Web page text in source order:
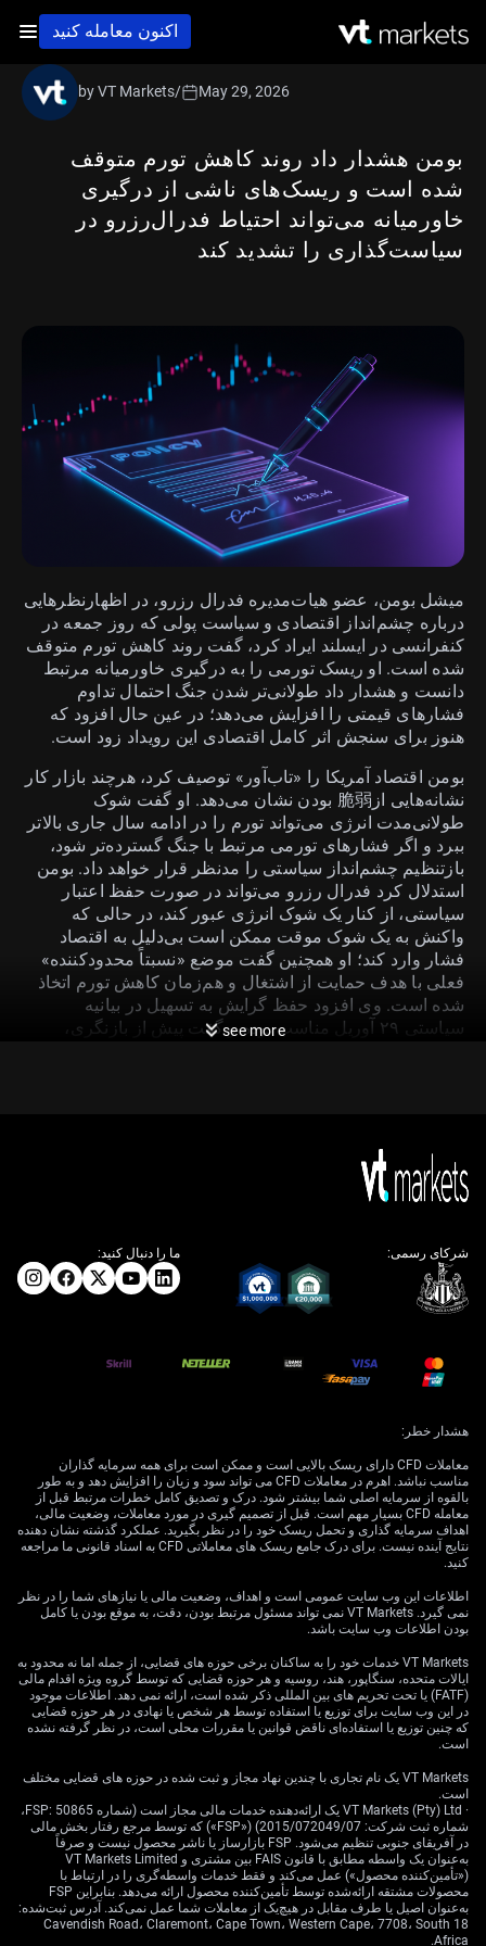
اکنون معامله کنید
بومن هشدار داد روند کاهش تورم متوقف
شده است و ریسک‌های ناشی از درگیری
خاورمیانه می‌تواند احتیاط فدرال‌رزرو در
سیاست‌گذاری را تشدید کند
by VT Markets/ May 29, 2026
میشل بومن، عضو هیات‌مدیره فدرال رزرو، در اظهارنظرهایی
درباره چشم‌انداز اقتصادی و سیاست پولی که روز جمعه در
کنفرانسی در ایسلند ایراد کرد، گفت روند کاهش تورم متوقف
شده است. او ریسک تورمی را به درگیری خاورمیانه مرتبط
دانست و هشدار داد طولانی‌تر شدن جنگ احتمال تداوم
فشارهای قیمتی را افزایش می‌دهد؛ در عین حال افزود که
هنوز برای سنجش اثر کامل اقتصادی این رویداد زود است.
بومن اقتصاد آمریکا را «تاب‌آور» توصیف کرد، هرچند بازار کار
نشانه‌هایی از脆弱 بودن نشان می‌دهد. او گفت شوک
طولانی‌مدت انرژی می‌تواند تورم را در ادامه سال جاری بالاتر
ببرد و اگر فشارهای تورمی مرتبط با جنگ گسترده‌تر شود،
بازتنظیم چشم‌انداز سیاستی را مدنظر قرار خواهد داد. بومن
استدلال کرد فدرال رزرو می‌تواند در صورت حفظ اعتبار
سیاستی، از کنار یک شوک انرژی عبور کند، در حالی که
واکنش به یک شوک موقت ممکن است بی‌دلیل به اقتصاد
فشار وارد کند؛ او همچنین گفت موضع «نسبتاً محدودکننده»
فعلی با هدف حمایت از اشتغال و هم‌زمان کاهش تورم اتخاذ
شده است. وی افزود حفظ گرایش به تسهیل در بیانیه
سیاستی ۲۹ آوریل مناسب بوده و گفت پیش از بازنگری،
احتیاط سیاستی
موضوعی که از اتخاذ رویکرد محتاطانه‌تر از سوی فدرال رزرو
حمایت می‌کند. آخرین رقم شاخص قیمت مصرف‌کننده (CPI)
برابر با ۳.۲٪ ثبت شد و نسبت به دو ماه قبل تغییر محسوسی
طولانی‌تر و دشوارتر از آن چیزی خواهد بود که در ابتدا انتظار
می‌رفت.
بوده و این هفته در پی نگرانی‌ها از اختلال احتمالی در تنگه
هرمز، بالای ۹۸ دلار در هر بشکه معامله شد. از نظر تاریخی،
درگیری‌ها در این منطقه به شوک‌های پایدار قیمت نفت منجر
شده‌اند؛ مانند شوک سال ۱۹۷۹ که برای سال‌ها تورم جهانی را
بالاتر برد.
این وضعیت برای سیاست‌گذاران انتخابی دشوار ایجاد می‌کند،
زیرا اقتصاد آمریکا نیز نشانه‌هایی از کاهش سرعت دارد.
داده‌های اخیر اشتغال غیرکشاورزی نشان داد رشد اشتغال به
۱۶۰ هزار نفر کند شده و نرخ بیکاری نیز اندکی افزایش یافته و
به ۴.۱٪ رسیده است. واکنش به شوک انرژی از طریق بالا نگه
داشتن نرخ‌ها می‌تواند به‌طور غیرضروری بازاری کارِ از پیشر
脆وضع را تضعیف کند.
نوسان بازار و جانمایی در
نرخ بهره
با توجه به این عدم‌قطعیت، معتقدیم نوسان‌پذیری در قیمت‌ها
به‌درستی منعکس نشده و احتمالاً در هفته‌های پیش‌رو افزایش
see more
ما را دنبال کنید: شرکای رسمی:
هشدار خطر:
معاملات CFD دارای ریسک بالایی است و ممکن است برای همه سرمایه گذاران
مناسب نباشد. اهرم در معاملات CFD می تواند سود و زیان را افزایش دهد و به طور
بالقوه از سرمایه اصلی شما بیشتر شود. درک و تصدیق کامل خطرات مرتبط قبل از
معامله CFD بسیار مهم است. قبل از تصمیم گیری در مورد معاملات، وضعیت مالی،
اهداف سرمایه گذاری و تحمل ریسک خود را در نظر بگیرید. عملکرد گذشته نشان دهنده
نتایج آینده نیست. برای درک جامع ریسک های معاملاتی CFD به اسناد قانونی ما مراجعه
کنید.
اطلاعات این وب سایت عمومی است و اهداف، وضعیت مالی یا نیازهای شما را در نظر
نمی گیرد. VT Markets نمی تواند مسئول مرتبط بودن، دقت، به موقع بودن یا کامل
بودن اطلاعات وب سایت باشد.
VT Markets خدمات خود را به ساکنان برخی حوزه های قضایی، از جمله اما نه محدود به
ایالات متحده، سنگاپور، هند، روسیه و هر حوزه قضایی که توسط گروه ویژه اقدام مالی
(FATF) یا تحت تحریم های بین المللی ذکر شده است، ارائه نمی دهد. اطلاعات موجود
در این وب سایت برای توزیع یا استفاده توسط هر شخص یا نهادی در هر حوزه قضایی
که چنین توزیع یا استفاده‌ای ناقض قوانین یا مقررات محلی است، در نظر گرفته نشده
است.
VT Markets یک نام تجاری با چندین نهاد مجاز و ثبت شده در حوزه های قضایی مختلف
است.
· VT Markets (Pty) Ltd یک ارائه‌دهنده خدمات مالی مجاز است (شماره FSP: 50865،
شماره ثبت شرکت: 2015/072049/07) («FSP») که توسط مرجع رفتار بخش مالی
در آفریقای جنوبی تنظیم می‌شود. FSP بازارساز یا ناشر محصول نیست و صرفاً
به‌عنوان یک واسطه مطابق با قانون FAIS بین مشتری و VT Markets Limited
(«تأمین‌کننده محصول») عمل می‌کند و فقط خدمات واسطه‌گری را در ارتباط با
محصولات مشتقه ارائه‌شده توسط تأمین‌کننده محصول ارائه می‌دهد. بنابراین FSP
به‌عنوان اصیل یا طرف مقابل در هیچ‌یک از معاملات شما عمل نمی‌کند. آدرس ثبت‌شده:
18 Cavendish Road، Claremont، Cape Town، Western Cape، 7708، South
Africa.